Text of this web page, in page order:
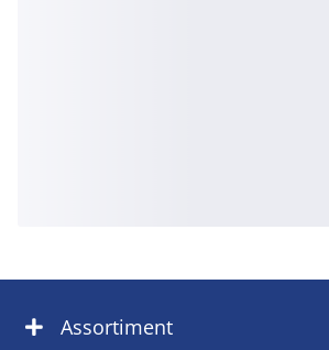
Assortiment